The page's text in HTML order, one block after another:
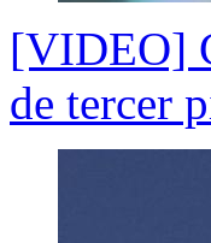
[VIDEO]
de tercer